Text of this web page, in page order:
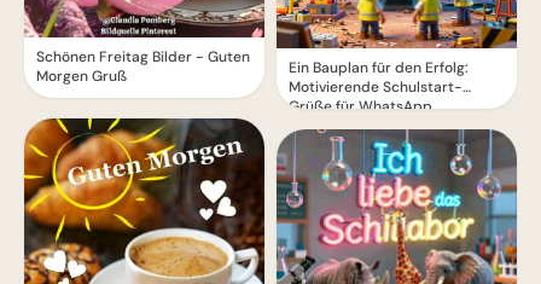
Schönen Freitag Bilder - Guten
Morgen Gruß
Ein Bauplan für den Erfolg:
Motivierende Schulstart-
Grüße für WhatsApp